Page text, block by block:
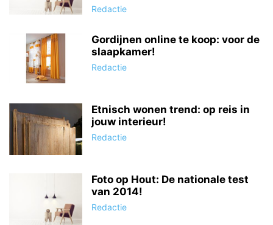
Redactie
Gordijnen online te koop: voor de
slaapkamer!
Redactie
Etnisch wonen trend: op reis in
jouw interieur!
Redactie
Foto op Hout: De nationale test
van 2014!
Redactie